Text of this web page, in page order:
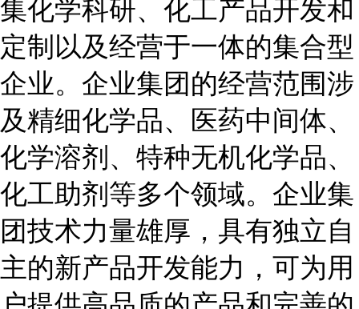
集化学科研、化工产品开发和
定制以及经营于一体的集合型
企业。企业集团的经营范围涉
及精细化学品、医药中间体、
化学溶剂、特种无机化学品、
化工助剂等多个领域。企业集
团技术力量雄厚，具有独立自
主的新产品开发能力，可为用